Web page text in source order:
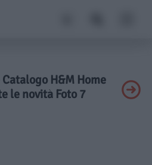
H&M Home
le novità Foto 7